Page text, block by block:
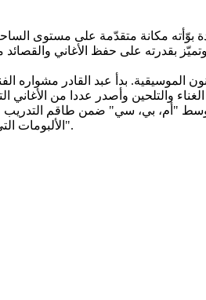
بوّأته مكانة متقدّمة على مستوى
بقدرته على حفظ الأغاني
الشرق الأوسط "أم، بي، سي" ضمن
الألبومات التي أصدرها عبد القادر هدهود هي "عبد القادر 2004"، "إهداءات ومنوعات" و"أحبّك".